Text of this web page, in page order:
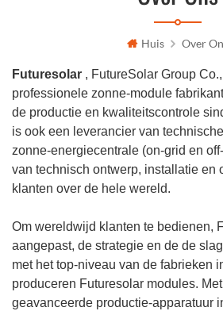
Huis Over
Futuresolar , FutureSolar Group
professionele zonne-module
de productie en kwaliteitscontrole
is ook een leverancier van
zonne-energiecentrale (on-grid en
van technisch ontwerp, installatie en
klanten over de hele wereld.
Om wereldwijd klanten te bedienen,
aangepast, de strategie en de de
met het top-niveau van de fabrieken
produceren Futuresolar modules.
geavanceerde productie-apparatuur